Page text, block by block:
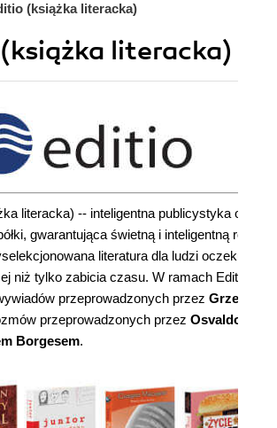
(książka literacka)
literacka)
literacka) -- inteligentna publicystyka oraz
gwarantująca świetną i inteligentną
literatura dla ludzi
niż tylko zabicia czasu. W ramach Editio
przeprowadzonych przez
przeprowadzonych przez Osvaldo
Borgesem.